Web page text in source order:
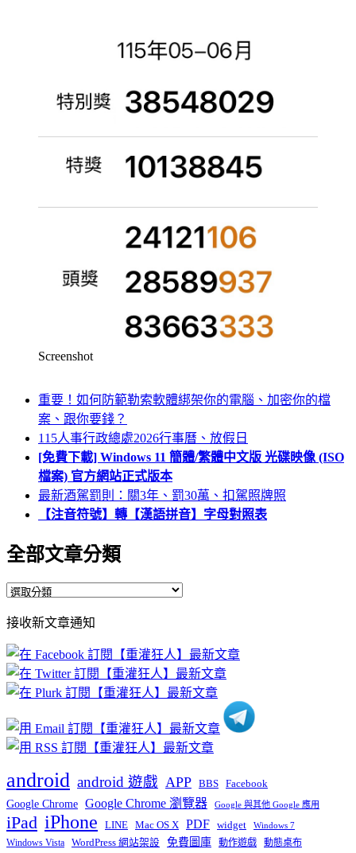
Screenshot
重要！如何防範勒索軟體綁架你的電腦、加密你的檔
案、跟你要錢？
115人事行政總處2026行事曆、放假日
[免費下載] Windows 11 簡體/繁體中文版 光碟映像 (ISO
檔案) 官方網站正式版本
最新酒駕罰則：關3年、罰30萬、扣駕照牌照
【注音符號】轉【漢語拼音】字母對照表
全部文章分類
全
文
章
分
類
接收新文章通知
android android 遊戲 APP BBS Facebook
Google Chrome Google Chrome 瀏覽器 Google 與其他 Google 應用
iPad iPhone LINE Mac OS X PDF widget Windows 7
Windows Vista WordPress 網站架設 免費圖庫 動作遊戲 動態桌布